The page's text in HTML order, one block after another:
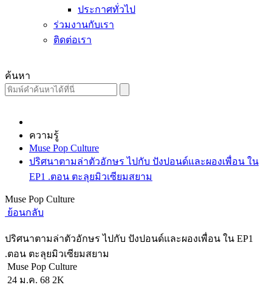
ประกาศทั่วไป
ร่วมงานกับเรา
ติดต่อเรา
ค้นหา
ความรู้
Muse Pop Culture
ปริศนาตามล่าตัวอักษร ไปกับ ปังปอนด์และผองเพื่อน ใน
EP1 .ตอน ตะลุยมิวเซียมสยาม
Muse Pop Culture
ย้อนกลับ
ปริศนาตามล่าตัวอักษร ไปกับ ปังปอนด์และผองเพื่อน ใน EP1
.ตอน ตะลุยมิวเซียมสยาม
Muse Pop Culture
24 ม.ค. 68 2K